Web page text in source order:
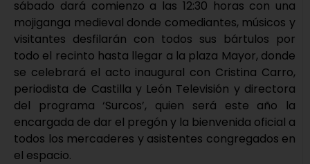
sábado dará comienzo a las 12:30 horas con una
mojiganga medieval donde comediantes, músicos y
visitantes desfilarán con todos sus bártulos por
todo el recinto hasta llegar a la plaza Mayor, donde
se celebrará el acto inaugural con Cristina Carro,
periodista de Castilla y León Televisión y directora
del programa ‘Surcos’, quien será este año la
encargada de dar el pregón y la bienvenida oficial a
todos los mercaderes y asistentes congregados en
el espacio.